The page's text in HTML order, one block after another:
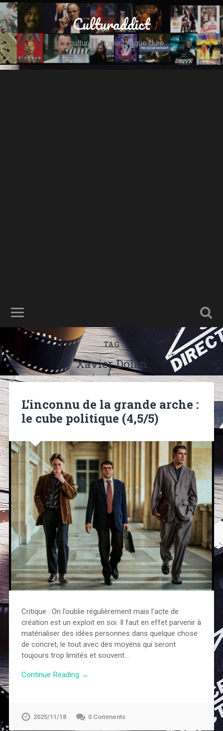
Culturaddict
La culture est une drogue dure
TAG
Xavier Dolan
L’inconnu de la grande arche :
le cube politique (4,5/5)
Critique : On l’oublie régulièrement mais l’acte de
création est un exploit en soi. Il faut en effet parvenir à
matérialiser des idées personnes dans quelque chose
de concret, le tout avec des moyens qui seront
toujours trop limités et souvent…
Continue Reading →
2025/11/18 0 Comments